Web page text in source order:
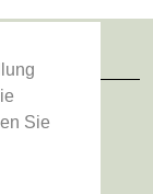
Sie